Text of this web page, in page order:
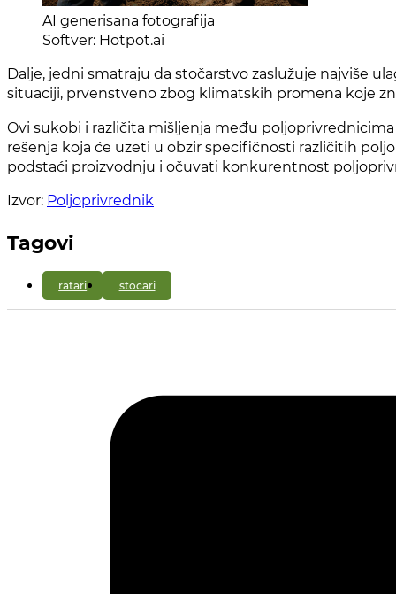
AI generisana fotografija
Softver: Hotpot.ai
Dalje, jedni smatraju da stočarstvo zaslužuje najviše
situaciji, prvenstveno zbog klimatskih promena koje
Ovi sukobi i različita mišljenja među
rešenja koja će uzeti u obzir specifičnosti različitih
podstaći proizvodnju i očuvati konkurentnost
Izvor: Poljoprivrednik
Tagovi
ratari stocari